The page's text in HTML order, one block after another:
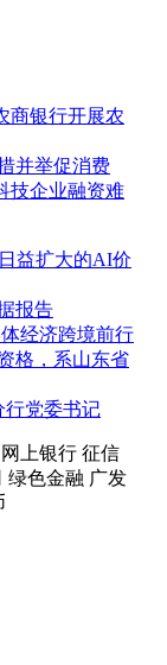
商银行开展农
并举促消费
技企业融资难
益扩大的AI价
报告
经济跨境前行
格，系山东省
行党委书记
网上银行 征信
绿色金融 广发